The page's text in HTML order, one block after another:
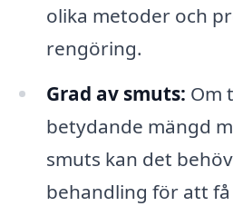
olika metoder och
rengöring.
Grad av smuts: Om
betydande mängd
smuts kan det
behandling för att